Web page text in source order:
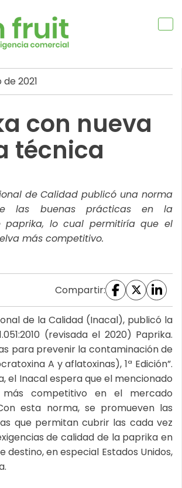
2021
con nueva
técnica
de Calidad publicó una norma
las buenas prácticas en la
paprika, lo cual permitiría que el
más competitivo.
Compartir:
de la Calidad (Inacal), publicó la
(revisada el 2020) Paprika.
para prevenir la contaminación de
A y aflatoxinas), 1ª Edición”.
el Inacal espera que el mencionado
competitivo en el mercado
esta norma, se promueven las
que permitan cubrir las cada vez
de calidad de la paprika en
destino, en especial Estados Unidos,